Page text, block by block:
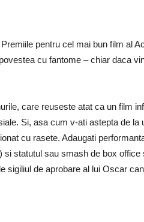
pentru cel mai bun film al
cu fantome – chiar daca
care reuseste atat ca un film
Si, asa cum v-ati astepta de
cu rasete. Adaugati
statutul sau smash de box office
sigiliul de aprobare al lui Oscar